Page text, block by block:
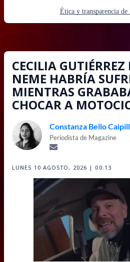
Ética y transparencia
CECILIA GUTIÉRREZ
NEME HABRÍA
MIENTRAS
CHOCAR A
Constanza Bello
Periodista de Magazine
LUNES 10 AGOSTO, 2026 | 00:13